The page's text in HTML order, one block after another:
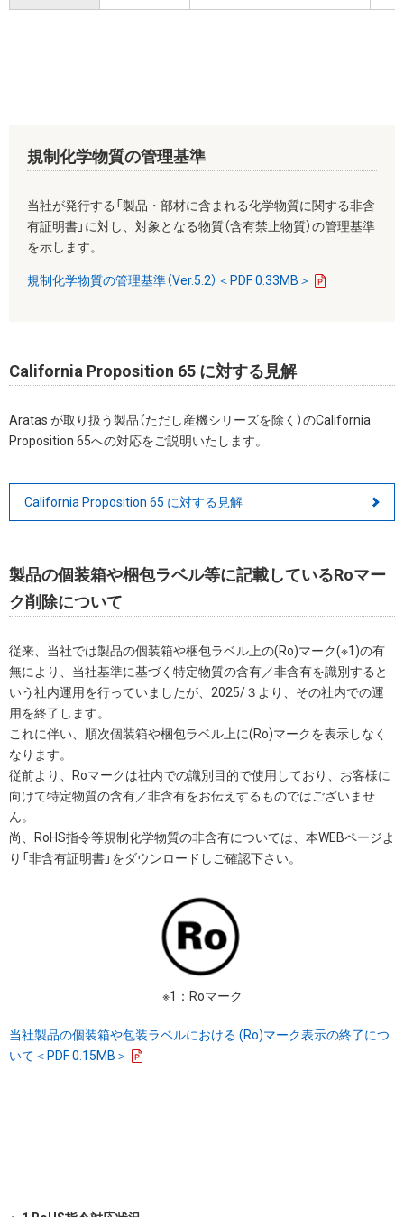
規制化学物質の管理基準
当社が発行する「製品・部材に含まれる化学物質に関する非含
有証明書」に対し、対象となる物質（含有禁止物質）の管理基準
を示します。
規制化学物質の管理基準（Ver.5.2）＜PDF 0.33MB＞
California Proposition 65 に対する見解
Aratas が取り扱う製品（ただし産機シリーズを除く）のCalifornia
Proposition 65への対応をご説明いたします。
California Proposition 65 に対する見解
製品の個装箱や梱包ラベル等に記載しているRoマー
ク削除について
従来、当社では製品の個装箱や梱包ラベル上の(Ro)マーク(※1)の有
無により、当社基準に基づく特定物質の含有／非含有を識別すると
いう社内運用を行っていましたが、2025/３より、その社内での運
用を終了します。
これに伴い、順次個装箱や梱包ラベル上に(Ro)マークを表示しなく
なります。
従前より、Roマークは社内での識別目的で使用しており、お客様に
向けて特定物質の含有／非含有をお伝えするものではございませ
ん。
尚、RoHS指令等規制化学物質の非含有については、本WEBページよ
り「非含有証明書」をダウンロードしご確認下さい。
※1：Roマーク
当社製品の個装箱や包装ラベルにおける (Ro)マーク表示の終了につ
いて＜PDF 0.15MB＞